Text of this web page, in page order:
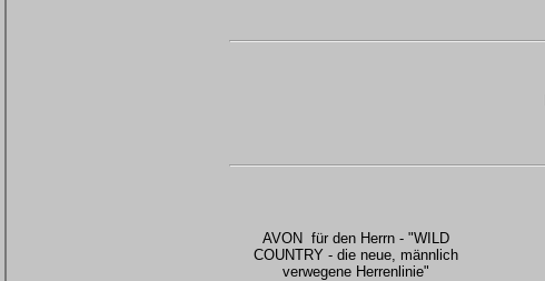
AVON für den Herrn - "WILD
COUNTRY - die neue, männlich
verwegene Herrenlinie"